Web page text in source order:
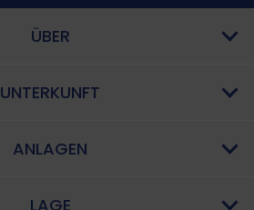
ÜBER
UNTERKUNFT
ANLAGEN
LAGE